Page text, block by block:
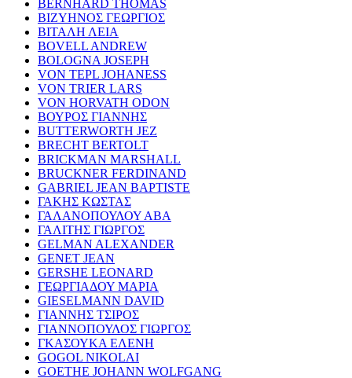
BERNHARD THOMAS
ΒΙΖΥΗΝΟΣ ΓΕΩΡΓΙΟΣ
ΒΙΤΑΛΗ ΛΕΙΑ
BOVELL ANDREW
BOLOGNA JOSEPH
VON TEPL JOHANESS
VON TRIER LARS
VON HORVATH ODON
ΒΟΥΡΟΣ ΓΙΑΝΝΗΣ
BUTTERWORTH JEZ
BRECHT BERTOLT
BRICKMAN MARSHALL
BRUCKNER FERDINAND
GABRIEL JEAN BAPTISTE
ΓΑΚΗΣ ΚΩΣΤΑΣ
ΓΑΛΑΝΟΠΟΥΛΟΥ ΑΒΑ
ΓΑΛΙΤΗΣ ΓΙΩΡΓΟΣ
GELMAN ALEXANDER
GENET JEAN
GERSHE LEONARD
ΓΕΩΡΓΙΑΔΟΥ ΜΑΡΙΑ
GIESELMANN DAVID
ΓΙΑΝΝΗΣ ΤΣΙΡΟΣ
ΓΙΑΝΝΟΠΟΥΛΟΣ ΓΙΩΡΓΟΣ
ΓΚΑΣΟΥΚΑ ΕΛΕΝΗ
GOGOL NIKOLAI
GOETHE JOHANN WOLFGANG